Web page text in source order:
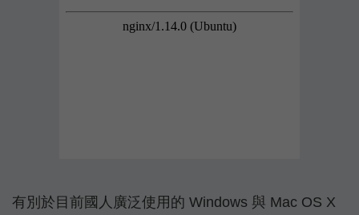
有別於目前國人廣泛使用的 Windows 與 Mac OS X